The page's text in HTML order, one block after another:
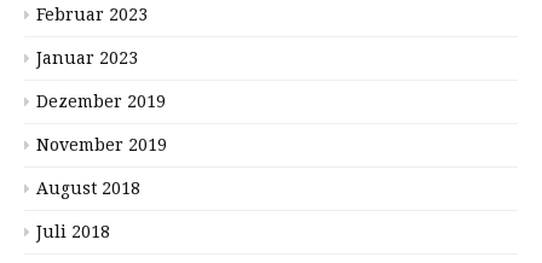
Februar 2023
Januar 2023
Dezember 2019
November 2019
August 2018
Juli 2018